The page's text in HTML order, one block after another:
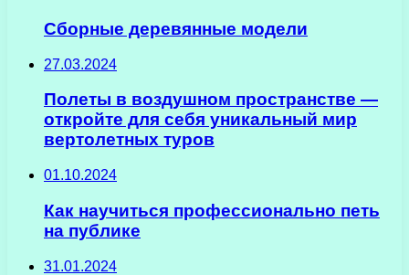
Сборные деревянные модели
27.03.2024
Полеты в воздушном пространстве —
откройте для себя уникальный мир
вертолетных туров
01.10.2024
Как научиться профессионально петь
на публике
31.01.2024